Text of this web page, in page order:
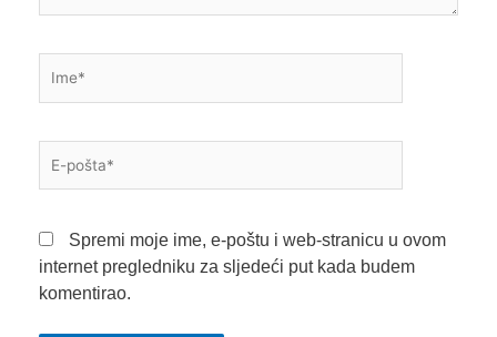
pošta*
Spremi moje ime, e-poštu i web-stranicu u ovom
internet pregledniku za sljedeći put kada budem
komentirao.